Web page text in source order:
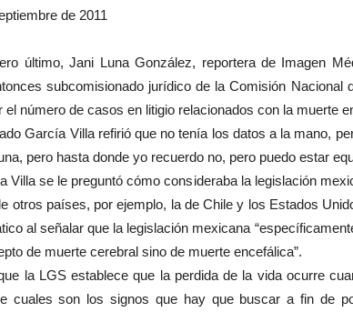
de 2011
último, Jani Luna González, reportera de Imagen
subcomisionado jurídico de la Comisión Nacional
el número de casos en litigio relacionados con la muerte
García Villa refirió que no tenía los datos a la mano,
pero hasta donde yo recuerdo no, pero puedo estar
Villa se le preguntó cómo consideraba la legislación
otros países, por ejemplo, la de Chile y los Estados
al señalar que la legislación mexicana
de muerte cerebral sino de muerte encefálica”.
la LGS establece que la perdida de la vida ocurre
cuales son los signos que hay que buscar a fin de